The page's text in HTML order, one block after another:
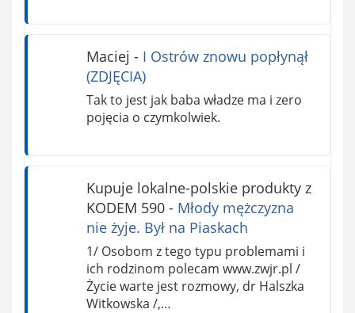
Maciej - I Ostrów znowu popłynął
(ZDJĘCIA)
Tak to jest jak baba władze ma i zero
pojęcia o czymkolwiek.
Kupuje lokalne-polskie produkty z
KODEM 590- Młody mężczyzna
nie żyje. Był na Piaskach
1/ Osobom z tego typu problemami i
ich rodzinom polecam www.zwjr.pl /
Życie warte jest rozmowy, dr Halszka
Witkowska /,…